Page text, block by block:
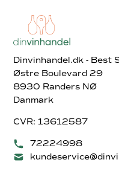
Dinvinhandel.dk - Best
Østre Boulevard 29
8930 Randers NØ
Danmark
CVR: 13612587
72224998